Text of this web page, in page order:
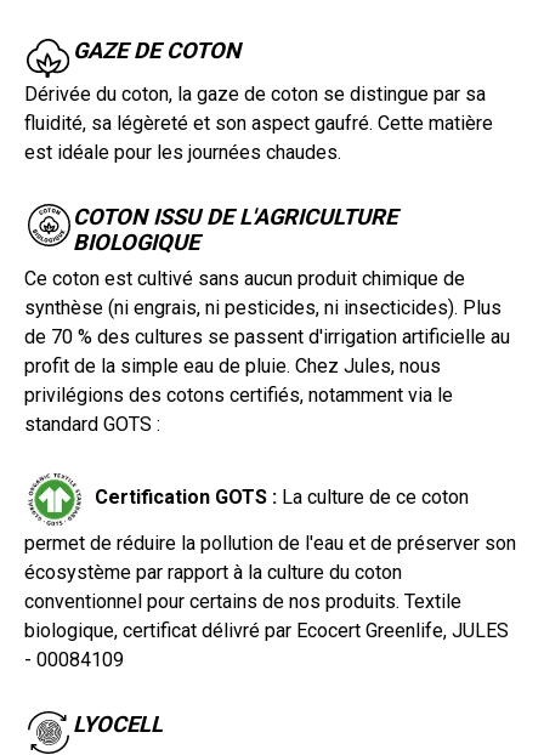
GAZE DE COTON
Dérivée du coton, la gaze de coton se distingue par sa
fluidité, sa légèreté et son aspect gaufré. Cette matière
est idéale pour les journées chaudes.
COTON ISSU DE L'AGRICULTURE
BIOLOGIQUE
Ce coton est cultivé sans aucun produit chimique de
synthèse (ni engrais, ni pesticides, ni insecticides). Plus
de 70 % des cultures se passent d'irrigation artificielle au
profit de la simple eau de pluie. Chez Jules, nous
privilégions des cotons certifiés, notamment via le
standard GOTS :
Certification GOTS : La culture de ce coton
permet de réduire la pollution de l'eau et de préserver son
écosystème par rapport à la culture du coton
conventionnel pour certains de nos produits. Textile
biologique, certificat délivré par Ecocert Greenlife, JULES
- 00084109
LYOCELL